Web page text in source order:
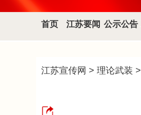
首页 江苏要闻 公示公告
江苏宣传网 > 理论武装 >